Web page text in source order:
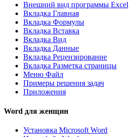
Внешний вид программы Excel
Вкладка Главная
Вкладка Формулы
Вкладка Вставка
Вкладка Вид
Вкладка Данные
Вкладка Рецензирование
Вкладка Разметка страницы
Меню Файл
Примеры решения задач
Приложения
Word для женщин
Установка Microsoft Word